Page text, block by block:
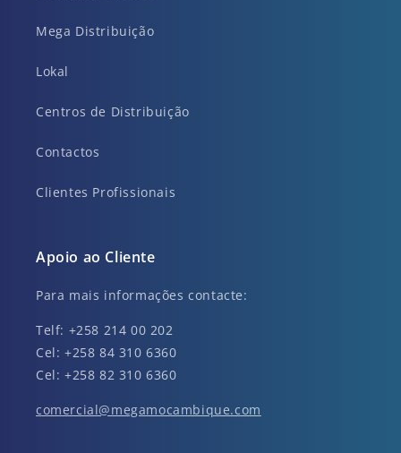
Mega Distribuição
Lokal
Centros de Distribuição
Contactos
Clientes Profissionais
Apoio ao Cliente
Para mais informações contacte:
Telf: +258 214 00 202
Cel: +258 84 310 6360
Cel: +258 82 310 6360
comercial@megamocambique.com